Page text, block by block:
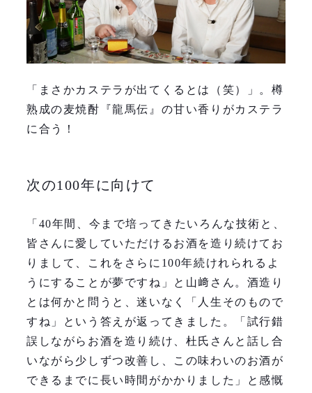
「まさかカステラが出てくるとは（笑）」。樽
熟成の麦焼酎『龍馬伝』の甘い香りがカステラ
に合う！
次の100年に向けて
「40年間、今まで培ってきたいろんな技術と、
皆さんに愛していただけるお酒を造り続けてお
りまして、これをさらに100年続けれられるよ
うにすることが夢ですね」と山﨑さん。酒造り
とは何かと問うと、迷いなく「人生そのもので
すね」という答えが返ってきました。「試行錯
誤しながらお酒を造り続け、杜氏さんと話し合
いながら少しずつ改善し、この味わいのお酒が
できるまでに長い時間がかかりました」と感慨